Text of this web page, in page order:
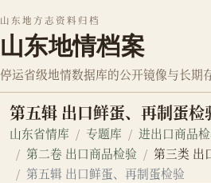
山东地方志资料归档
山东地情档案
停运省级地情数据库的公开镜像与长期
第五辑 出口鲜蛋、再制蛋检
山东省情库 专题库
进出口商品
第二卷 出口商品检验
第三类 出
第五辑 出口鲜蛋、再制蛋检验